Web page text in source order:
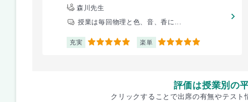
森川先生
授業は毎回物理と色、音、香に...
充実 5 楽単 5
評価は授業別の
クリックすることで出席の有無やテスト